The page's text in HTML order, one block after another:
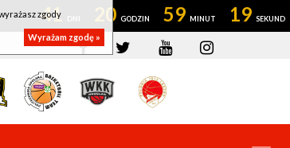
41 20 59 18
zgody
Wyrażam zgodę »